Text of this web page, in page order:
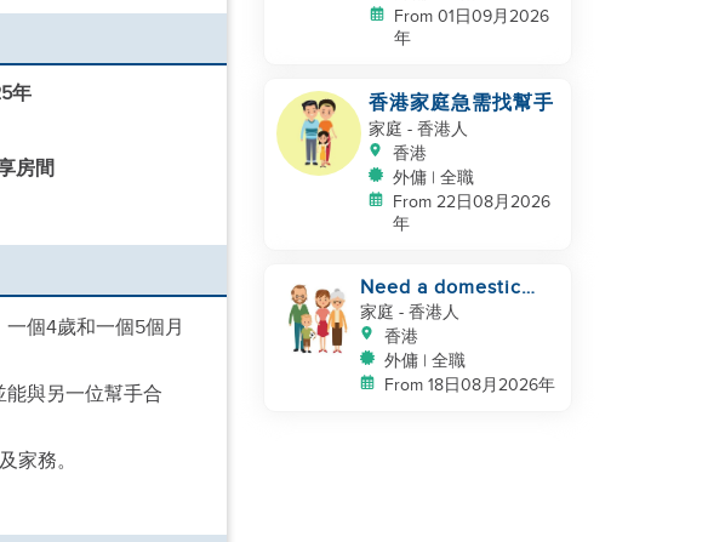
年
房間
個4歲和一個5個月
與另一位幫手合
家務。
From 01日09月2026
年
香港家庭急需找幫手
家庭 - 香港人
香港
外傭 | 全職
From 22日08月2026
年
Need a domestic
helper
家庭 - 香港人
香港
外傭 | 全職
From 18日08月2026年